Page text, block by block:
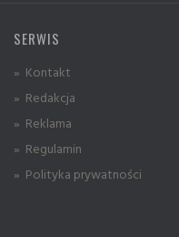
SERWIS
» Kontakt
» Redakcja
» Reklama
» Regulamin
» Polityka prywatności